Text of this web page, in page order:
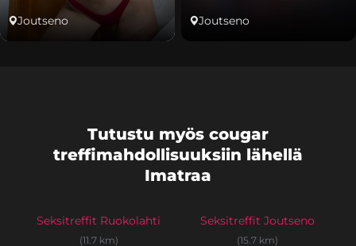
Joutseno Joutseno
Tutustu myös cougar
treffimahdollisuuksiin lähellä
Imatraa
Seksitreffit Ruokolahti
(11.7 km)
Seksitreffit Joutseno
(15.7 km)